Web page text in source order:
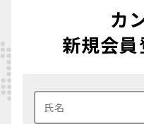
カ
新規会員